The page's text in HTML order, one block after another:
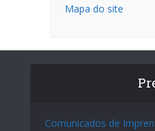
Mapa do site
Comunicados de